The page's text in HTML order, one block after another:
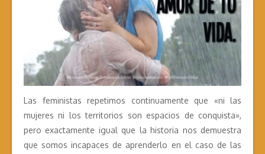
Las feministas repetimos continuamente que «ni las
mujeres ni los territorios son espacios de conquista»,
pero exactamente igual que la historia nos demuestra
que somos incapaces de aprenderlo en el caso de las